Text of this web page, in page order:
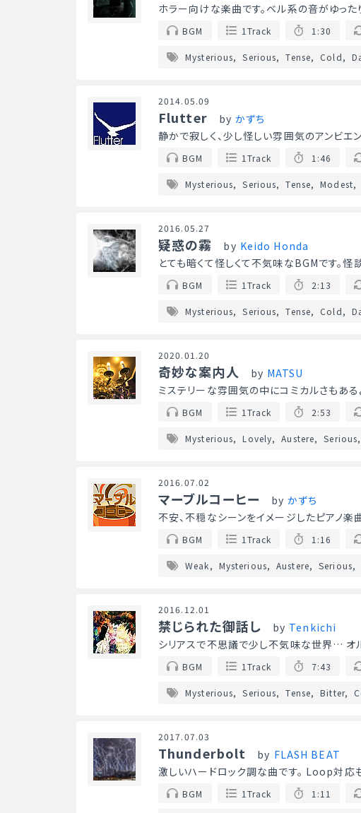
ホラー向けな楽曲です。ベル系の音がゆっ
BGM 1Track 1:30
Mysterious Serious Tense Cold
2014.05.09
Flutter by かずち
静かで寂しく、少し怪しい雰囲気のアンビエ
BGM 1Track 1:46
Mysterious Serious Tense Modest
2016.05.27
疑惑の霧 by Keido Honda
とても暗くて怪しくて不気味なBGMです。
BGM 1Track 2:13
Mysterious Serious Tense Cold
2020.01.20
奇妙な案内人 by MATSU
ミステリーな雰囲気の中にコミカルさもあ
BGM 1Track 2:53
Mysterious Lovely Austere Serious
2016.07.02
マーブルコーヒー by かずち
不安、不穏なシーンをイメージしたピアノ楽
BGM 1Track 1:16
Weak Mysterious Austere Serious
2016.12.01
禁じられた御話し by Tenkichi
シリアスで不思議で少し不気味な世界… オ
BGM 1Track 7:43
Mysterious Serious Tense Bitter
2017.07.03
Thunderbolt by FLASH BEAT
激しいハードロック調な曲です。 Loop対応
BGM 1Track 1:11